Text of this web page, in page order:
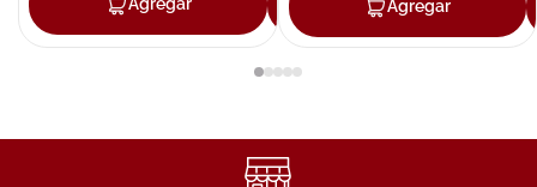
Agregar Agregar
Agregar